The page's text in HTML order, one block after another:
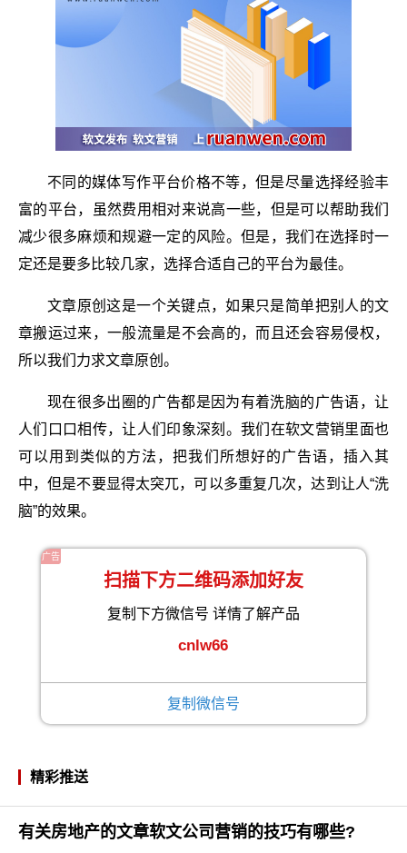
不同的媒体写作平台价格不等，但是尽量选择经验丰
富的平台，虽然费用相对来说高一些，但是可以帮助我们
减少很多麻烦和规避一定的风险。但是，我们在选择时一
定还是要多比较几家，选择合适自己的平台为最佳。
文章原创这是一个关键点，如果只是简单把别人的文
章搬运过来，一般流量是不会高的，而且还会容易侵权，
所以我们力求文章原创。
现在很多出圈的广告都是因为有着洗脑的广告语，让
人们口口相传，让人们印象深刻。我们在软文营销里面也
可以用到类似的方法，把我们所想好的广告语，插入其
中，但是不要显得太突兀，可以多重复几次，达到让人“洗
脑”的效果。
广告
扫描下方二维码添加好友
复制下方微信号 详情了解产品
cnlw66
复制微信号
精彩推送
有关房地产的文章软文公司营销的技巧有哪些?